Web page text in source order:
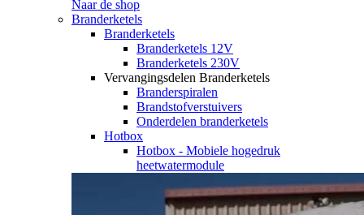
Naar de shop
Branderketels
Branderketels
Branderketels 12V
Branderketels 230V
Vervangingsdelen Branderketels
Branderspiralen
Brandstofverstuivers
Onderdelen branderketels
Hotbox
Hotbox - Mobiele hogedruk
heetwatermodule